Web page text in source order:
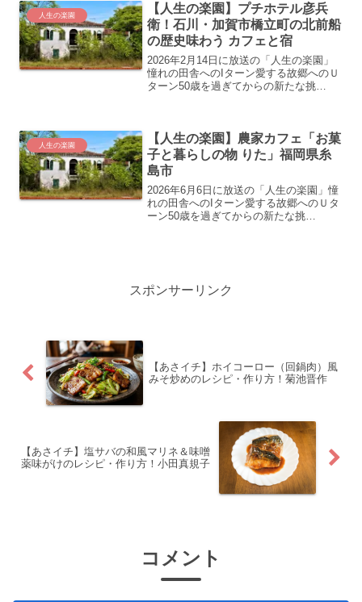
べ物などと共に紹...
人生の楽園
【人生の楽園】プチホテル彦兵
衛！石川・加賀市橋立町の北前船
の歴史味わう カフェと宿
2026年2月14日に放送の「人生の楽園」
憧れの田舎へのIターン愛する故郷へのＵ
ターン50歳を過ぎてからの新たな挑
べ物などと共に紹...
人生の楽園
【人生の楽園】農家カフェ「お菓
子と暮らしの物 りた」福岡県糸
島市
2026年6月6日に放送の「人生の楽園」憧
れの田舎へのIターン愛する故郷へのＵタ
ーン50歳を過ぎてからの新たな挑
スポンサーリンク
【あさイチ】ホイコーロー（回鍋肉）風
みそ炒めのレシピ・作り方！菊池晋作
【あさイチ】塩サバの和風マリネ＆味噌
薬味がけのレシピ・作り方！小田真規子
コメント